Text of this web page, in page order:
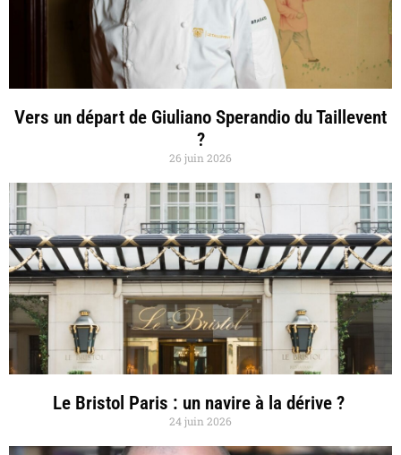
Vers un départ de Giuliano Sperandio du Taillevent
?
26 juin 2026
Le Bristol Paris : un navire à la dérive ?
24 juin 2026